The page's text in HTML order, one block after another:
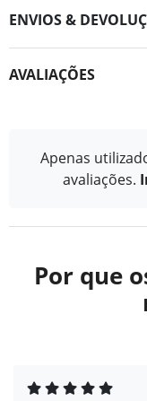
ENVIOS &
AVALIAÇÕES
Apenas
avaliações.
Por que